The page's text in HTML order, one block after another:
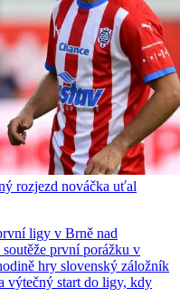
rozjezd nováčka uťal
ligy v Brně nad
první porážku v
hry slovenský záložník
výtečný start do ligy, kdy